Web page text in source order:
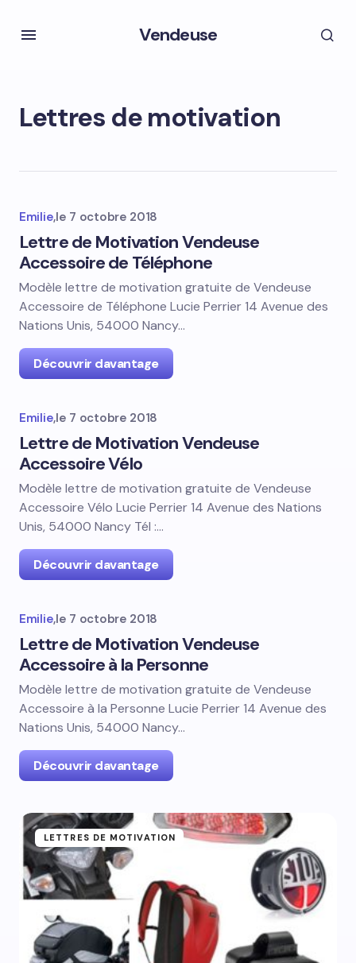
Vendeuse
Lettres de motivation
Emilie,le 7 octobre 2018
Lettre de Motivation Vendeuse
Accessoire de Téléphone
Modèle lettre de motivation gratuite de Vendeuse
Accessoire de Téléphone Lucie Perrier 14 Avenue des
Nations Unis, 54000 Nancy…
Découvrir davantage
Emilie,le 7 octobre 2018
Lettre de Motivation Vendeuse
Accessoire Vélo
Modèle lettre de motivation gratuite de Vendeuse
Accessoire Vélo Lucie Perrier 14 Avenue des Nations
Unis, 54000 Nancy Tél :…
Découvrir davantage
Emilie,le 7 octobre 2018
Lettre de Motivation Vendeuse
Accessoire à la Personne
Modèle lettre de motivation gratuite de Vendeuse
Accessoire à la Personne Lucie Perrier 14 Avenue des
Nations Unis, 54000 Nancy…
Découvrir davantage
LETTRES DE MOTIVATION